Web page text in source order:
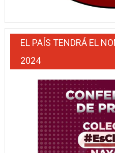
EL PAÍS TENDRÁ EL
2024